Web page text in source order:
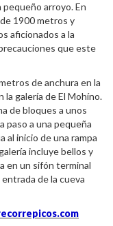
pequeño arroyo. En
1900 metros y
aficionados a la
que este
de anchura en la
la galería de El Mohíno.
de bloques a unos
paso a una pequeña
al inicio de una rampa
incluye bellos y
en un sifón terminal
de la cueva